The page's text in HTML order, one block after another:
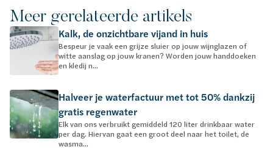
Meer gerelateerde artikels
Kalk, de onzichtbare vijand in huis
Bespeur je vaak een grijze sluier op jouw wijnglazen of
witte aanslag op jouw kranen? Worden jouw handdoeken
en kledij n...
Halveer je waterfactuur met tot 50% dankzij
gratis regenwater
Elk van ons verbruikt gemiddeld 120 liter drinkbaar water
per dag. Hiervan gaat een groot deel naar het toilet, de
wasma...